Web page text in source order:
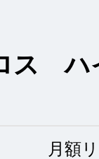
ス ハ
月額